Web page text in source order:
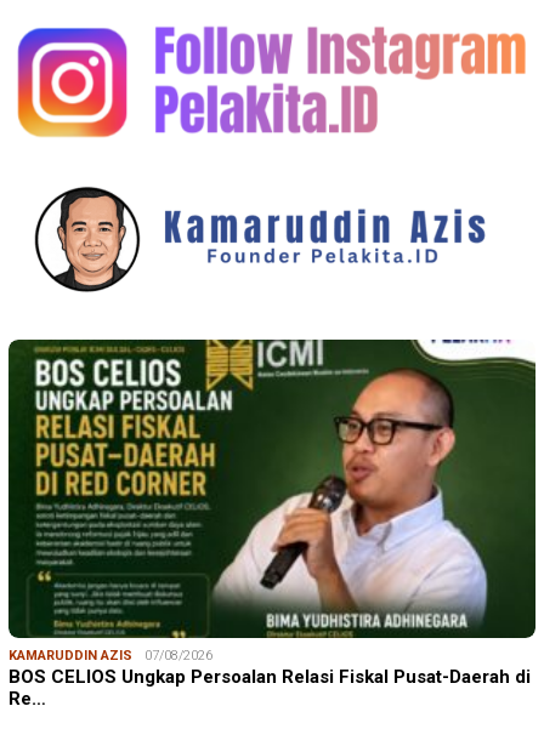
KAMARUDDIN AZIS 07/08/2026
BOS CELIOS Ungkap Persoalan Relasi Fiskal Pusat-Daerah di
Re…